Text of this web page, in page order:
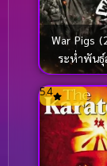
War Pigs
ระห่ำพัน
5.4